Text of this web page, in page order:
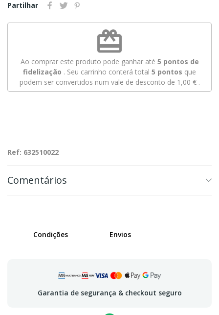
Partilhar
redeem
Ao comprar este produto pode ganhar até 5 pontos de
fidelização . Seu carrinho conterá total 5 pontos que
podem ser convertidos num vale de desconto de 1,00 €.
Ref: 632510022
Comentários
Condições Envios
Garantia de segurança & checkout seguro